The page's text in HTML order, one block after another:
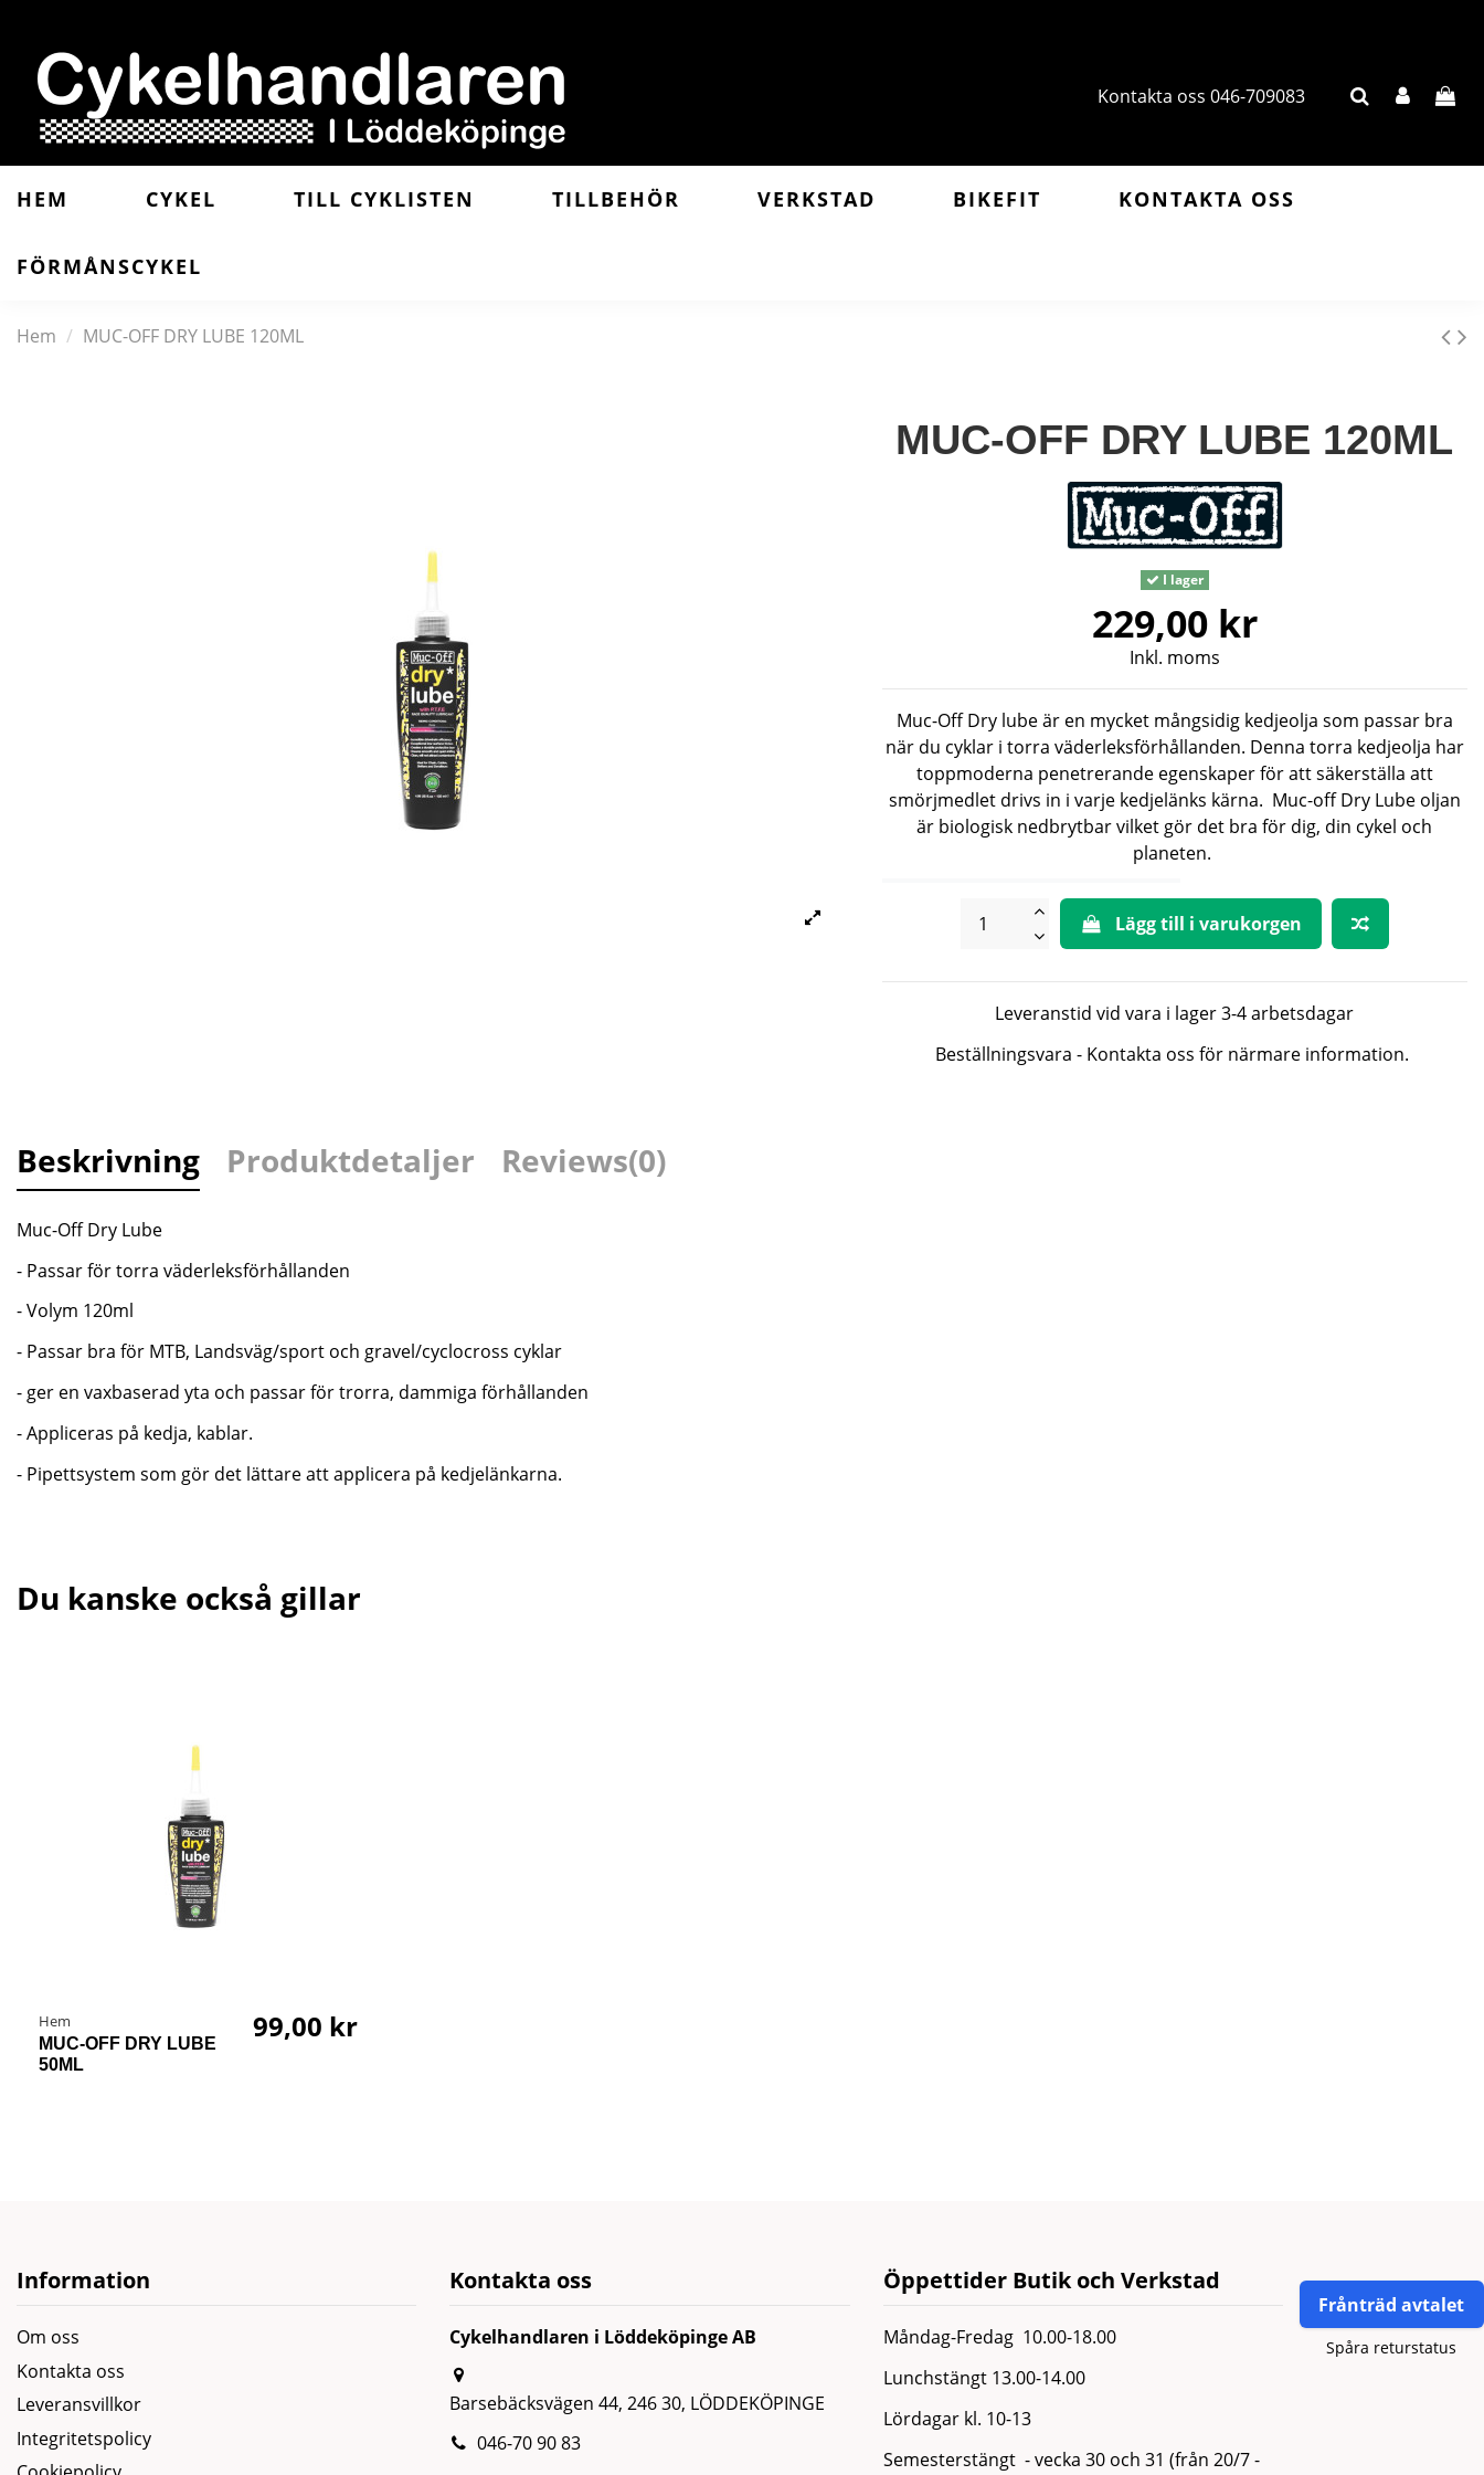
Kontakta oss 046-709083
HEM CYKEL TILL CYKLISTEN TILLBEHÖR VERKSTAD BIKEFIT KONTAKTA OSS
FÖRMÅNSCYKEL
Hem MUC-OFF DRY LUBE 120ML
MUC-OFF DRY LUBE 120ML
I lager
229,00 kr
Inkl. moms
Muc-Off Dry lube är en mycket mångsidig kedjeolja som passar bra
när du cyklar i torra väderleksförhållanden. Denna torra kedjeolja har
toppmoderna penetrerande egenskaper för att säkerställa att
smörjmedlet drivs in i varje kedjelänks kärna. Muc-off Dry Lube oljan
är biologisk nedbrytbar vilket gör det bra för dig, din cykel och
planeten.
Lägg till i varukorgen
Leveranstid vid vara i lager 3-4 arbetsdagar
Beställningsvara - Kontakta oss för närmare information.
Beskrivning Produktdetaljer Reviews(0)
Muc-Off Dry Lube
- Passar för torra väderleksförhållanden
- Volym 120ml
- Passar bra för MTB, Landsväg/sport och gravel/cyclocross cyklar
- ger en vaxbaserad yta och passar för trorra, dammiga förhållanden
- Appliceras på kedja, kablar.
- Pipettsystem som gör det lättare att applicera på kedjelänkarna.
Du kanske också gillar
Hem
MUC-OFF DRY LUBE
50ML
99,00 kr
Information
Om oss
Kontakta oss
Leveransvillkor
Integritetspolicy
Kontakta oss
Cykelhandlaren i Löddeköpinge AB
Barsebäcksvägen 44, 246 30, LÖDDEKÖPINGE
046-70 90 83
Öppettider Butik och Verkstad
Måndag-Fredag 10.00-18.00
Lunchstängt 13.00-14.00
Lördagar kl. 10-13
Semesterstängt - vecka 30 och 31 (från 20/7 -
Frånträd avtalet
Spåra returstatus